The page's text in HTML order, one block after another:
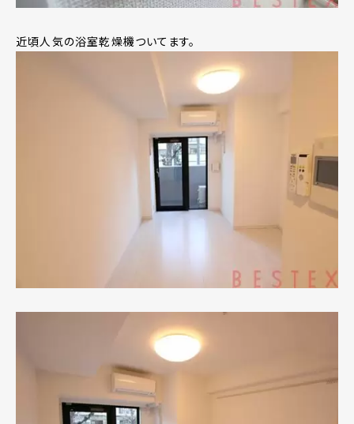
近頃人気の浴室乾燥機ついてます。